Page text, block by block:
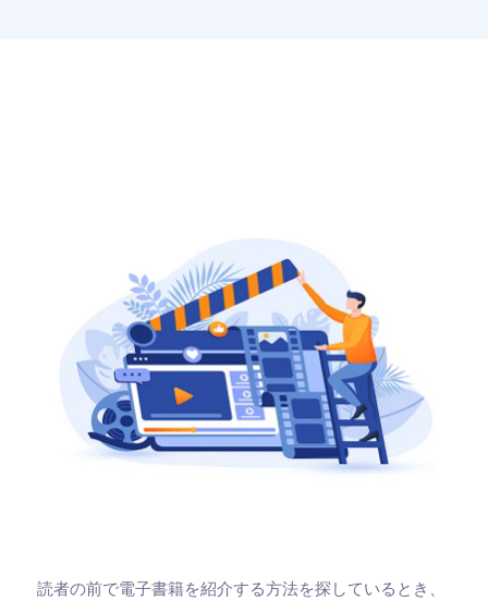
読者の前で電子書籍を紹介する方法を探しているとき、